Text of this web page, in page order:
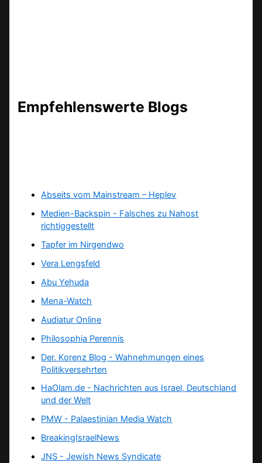
Empfehlenswerte Blogs
Abseits vom Mainstream – Heplev
Medien-Backspin - Falsches zu Nahost
richtiggestellt
Tapfer im Nirgendwo
Vera Lengsfeld
Abu Yehuda
Mena-Watch
Audiatur Online
Philosophia Perennis
Der. Korenz Blog - Wahnehmungen eines
Politikversehrten
HaOlam.de - Nachrichten aus Israel, Deutschland
und der Welt
PMW - Palaestinian Media Watch
BreakingIsraelNews
JNS - Jewish News Syndicate